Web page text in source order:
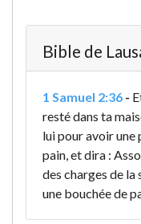
Bible de
1 Samuel 2:36 -
resté dans ta
lui pour avoir une
pain, et dira :
des charges de
une bouchée de